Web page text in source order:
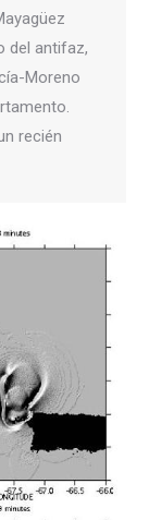
del antifaz,
Moreno
recién